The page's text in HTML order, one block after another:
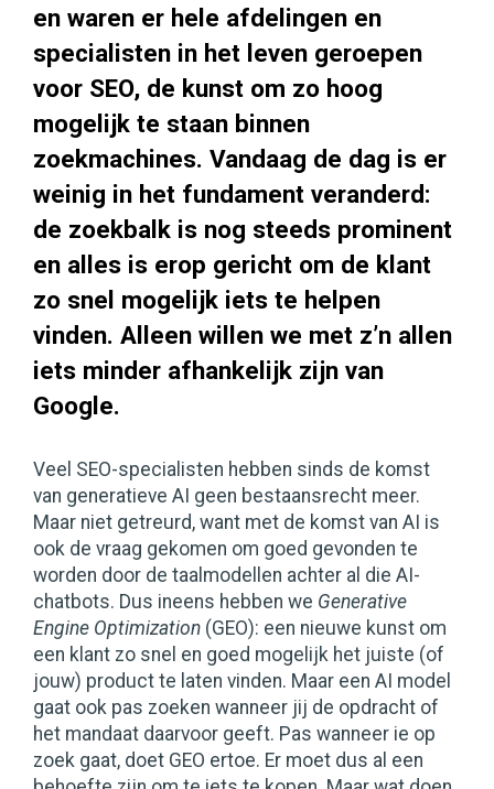
en waren er hele afdelingen en
specialisten in het leven geroepen
voor SEO, de kunst om zo hoog
mogelijk te staan binnen
zoekmachines. Vandaag de dag is er
weinig in het fundament veranderd:
de zoekbalk is nog steeds prominent
en alles is erop gericht om de klant
zo snel mogelijk iets te helpen
vinden. Alleen willen we met z’n allen
iets minder afhankelijk zijn van
Google.
Veel SEO-specialisten hebben sinds de komst
van generatieve AI geen bestaansrecht meer.
Maar niet getreurd, want met de komst van AI is
ook de vraag gekomen om goed gevonden te
worden door de taalmodellen achter al die AI-
chatbots. Dus ineens hebben we Generative
Engine Optimization (GEO): een nieuwe kunst om
een klant zo snel en goed mogelijk het juiste (of
jouw) product te laten vinden. Maar een AI model
gaat ook pas zoeken wanneer jij de opdracht of
het mandaat daarvoor geeft. Pas wanneer ie op
zoek gaat, doet GEO ertoe. Er moet dus al een